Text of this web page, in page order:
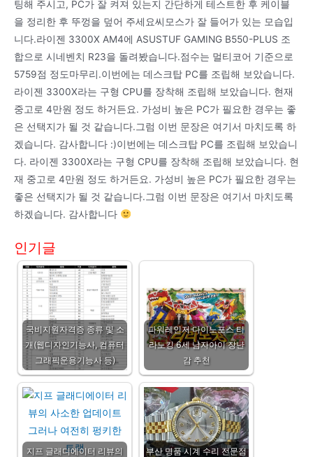
팅해 주시고, PC가 잘 켜져 있는지 간단하게 테스트한 후 케이블
을 정리한 후 뚜껑을 덮어 주세요씨모스가 잘 들어가 있는 모습입
니다.라이젠 3300X AM4에 ASUSTUF GAMING B550-PLUS 조
합으로 시네벤치 R23을 돌려봤습니다.점수는 멀티코어 기준으로
5759점 정도마무리.이번에는 데스크탑 PC를 조립해 보았습니다.
라이젠 3300X라는 구형 CPU를 장착해 조립해 보았습니다. 현재
중고로 4만원 정도 하거든요. 가성비 높은 PC가 필요한 경우는 좋
은 선택지가 될 것 같습니다.그럼 이번 문장은 여기서 마치도록 하
겠습니다. 감사합니다 :)이번에는 데스크탑 PC를 조립해 보았습니
다. 라이젠 3300X라는 구형 CPU를 장착해 조립해 보았습니다. 현
재 중고로 4만원 정도 하거든요. 가성비 높은 PC가 필요한 경우는
좋은 선택지가 될 것 같습니다.그럼 이번 문장은 여기서 마치도록
하겠습니다. 감사합니다
인기글
국비지원자격증 종류 및 소
개(웹디자인기능사, 컴퓨터
그래픽운용기능사 등)
파워레인저 다이노포스 티
라노킹 6세 남자아이 장난
감 추천
지프 글래디에이터 리뷰의
부산 명품 시계 수리 전문점